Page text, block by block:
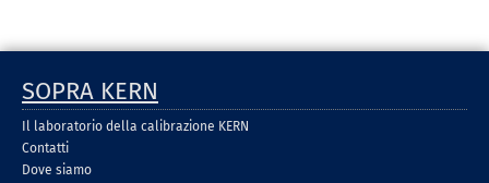
SOPRA KERN
Il laboratorio della calibrazione KERN
Contatti
Dove siamo